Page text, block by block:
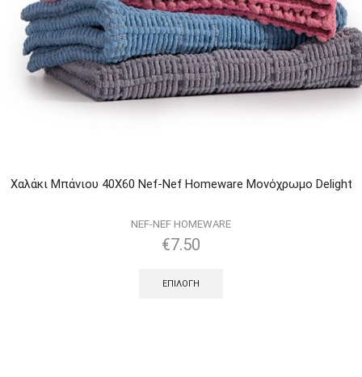
Χαλάκι Μπάνιου 40Χ60 Nef-Nef Homeware Μονόχρωμο Delight
NEF-NEF HOMEWARE
€7.50
ΕΠΙΛΟΓΉ